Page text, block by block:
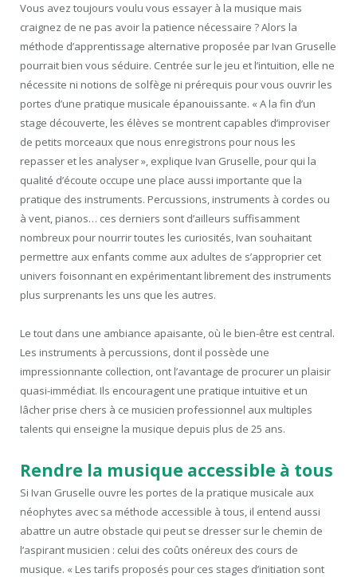
Vous avez toujours voulu vous essayer à la musique mais
craignez de ne pas avoir la patience nécessaire ? Alors la
méthode d’apprentissage alternative proposée par Ivan Gruselle
pourrait bien vous séduire. Centrée sur le jeu et l’intuition, elle ne
nécessite ni notions de solfège ni prérequis pour vous ouvrir les
portes d’une pratique musicale épanouissante. « A la fin d’un
stage découverte, les élèves se montrent capables d’improviser
de petits morceaux que nous enregistrons pour nous les
repasser et les analyser », explique Ivan Gruselle, pour qui la
qualité d’écoute occupe une place aussi importante que la
pratique des instruments. Percussions, instruments à cordes ou
à vent, pianos… ces derniers sont d’ailleurs suffisamment
nombreux pour nourrir toutes les curiosités, Ivan souhaitant
permettre aux enfants comme aux adultes de s’approprier cet
univers foisonnant en expérimentant librement des instruments
plus surprenants les uns que les autres.
Le tout dans une ambiance apaisante, où le bien-être est central.
Les instruments à percussions, dont il possède une
impressionnante collection, ont l’avantage de procurer un plaisir
quasi-immédiat. Ils encouragent une pratique intuitive et un
lâcher prise chers à ce musicien professionnel aux multiples
talents qui enseigne la musique depuis plus de 25 ans.
Rendre la musique accessible à tous
Si Ivan Gruselle ouvre les portes de la pratique musicale aux
néophytes avec sa méthode accessible à tous, il entend aussi
abattre un autre obstacle qui peut se dresser sur le chemin de
l’aspirant musicien : celui des coûts onéreux des cours de
musique. « Les tarifs proposés pour ces stages d’initiation sont